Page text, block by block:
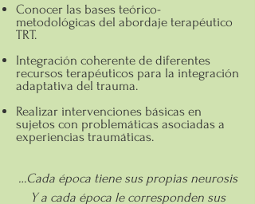
Conocer las bases teórico-
metodológicas del abordaje terapéutico
TRT.
Integración coherente de diferentes
recursos terapéuticos para la integración
adaptativa del trauma.
Realizar intervenciones básicas en
sujetos con problemáticas asociadas a
experiencias traumáticas.
…Cada época tiene sus propias neurosis
Y a cada época le corresponden sus